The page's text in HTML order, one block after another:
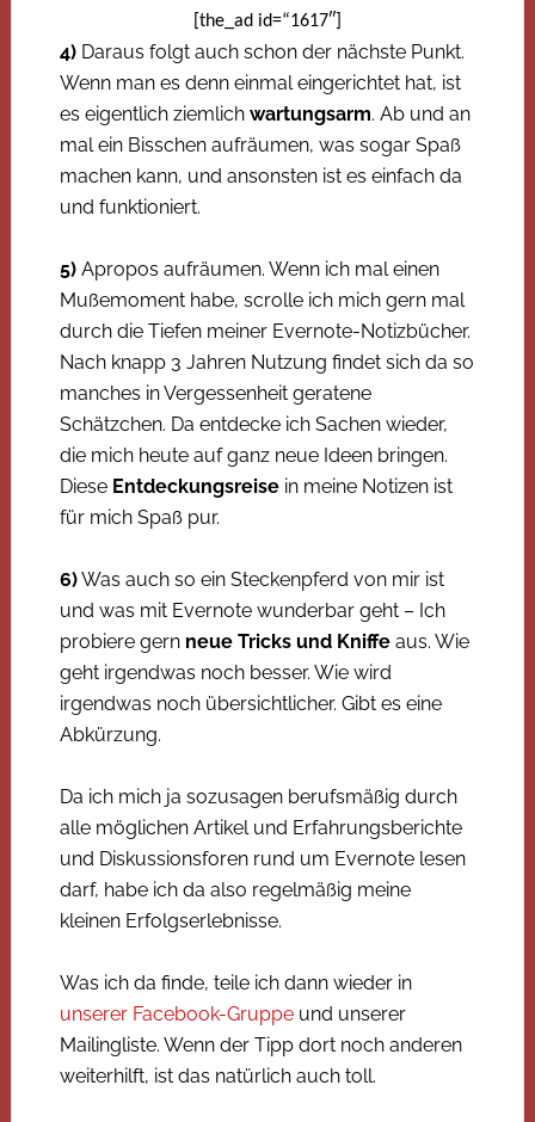
[the_ad id=“1617″]
4)Daraus folgt auch schon der nächste Punkt.
Wenn man es denn einmal eingerichtet hat, ist
es eigentlich ziemlich wartungsarm. Ab und an
mal ein Bisschen aufräumen, was sogar Spaß
machen kann, und ansonsten ist es einfach da
und funktioniert.
5)Apropos aufräumen. Wenn ich mal einen
Mußemoment habe, scrolle ich mich gern mal
durch die Tiefen meiner Evernote-Notizbücher.
Nach knapp 3 Jahren Nutzung findet sich da so
manches in Vergessenheit geratene
Schätzchen. Da entdecke ich Sachen wieder,
die mich heute auf ganz neue Ideen bringen.
Diese Entdeckungsreisein meine Notizen ist
für mich Spaß pur.
6)Was auch so ein Steckenpferd von mir ist
und was mit Evernote wunderbar geht – Ich
probiere gern neue Tricks und Kniffeaus. Wie
geht irgendwas noch besser. Wie wird
irgendwas noch übersichtlicher. Gibt es eine
Abkürzung.
Da ich mich ja sozusagen berufsmäßig durch
alle möglichen Artikel und Erfahrungsberichte
und Diskussionsforen rund um Evernote lesen
darf, habe ich da also regelmäßig meine
kleinen Erfolgserlebnisse.
Was ich da finde, teile ich dann wieder in
unserer Facebook-Gruppeund unserer
Mailingliste. Wenn der Tipp dort noch anderen
weiterhilft, ist das natürlich auch toll.